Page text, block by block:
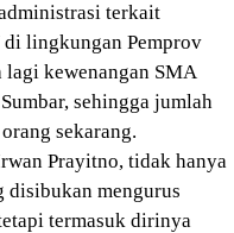
terkait
lingkungan Pemprov
lagi kewenangan SMA
sehingga jumlah
sekarang.
Prayitno, tidak hanya
disibukan mengurus
termasuk dirinya